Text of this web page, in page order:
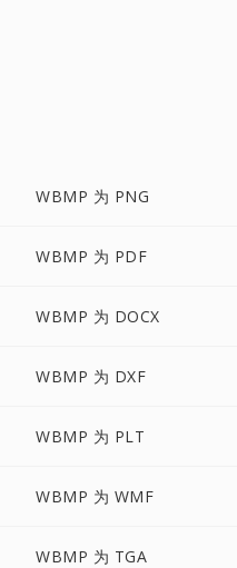
WBMP 为 PNG
WBMP 为 PDF
WBMP 为 DOCX
WBMP 为 DXF
WBMP 为 PLT
WBMP 为 WMF
WBMP 为 TGA